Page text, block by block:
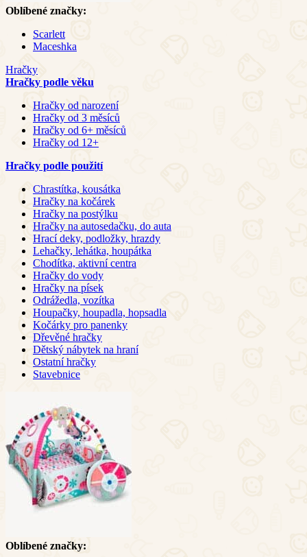
Oblíbené značky:
Scarlett
Maceshka
Hračky
Hračky podle věku
Hračky od narození
Hračky od 3 měsíců
Hračky od 6+ měsíců
Hračky od 12+
Hračky podle použití
Chrastítka, kousátka
Hračky na kočárek
Hračky na postýlku
Hračky na autosedačku, do auta
Hrací deky, podložky, hrazdy
Lehačky, lehátka, houpátka
Chodítka, aktivní centra
Hračky do vody
Hračky na písek
Odrážedla, vozítka
Houpačky, houpadla, hopsadla
Kočárky pro panenky
Dřevěné hračky
Dětský nábytek na hraní
Ostatní hračky
Stavebnice
Oblíbené značky: